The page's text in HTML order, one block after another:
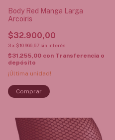
Body Red Manga Larga
Arcoiris
$32.900,00
3 x $10.966,67 sin interés
$31.255,00 con Transferencia o
depósito
¡Última unidad!